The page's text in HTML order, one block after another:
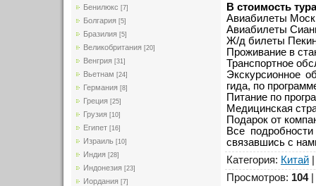
Бенилюкс [7]
Болгария [5]
Бразилия [5]
Великобритания [20]
Венгрия [31]
Вьетнам [24]
Германия [8]
Греция [25]
Грузия [10]
Египет [16]
Израиль [10]
Индия [28]
Индонезия [23]
Иордания [7]
В стоимость
Авиабилеты
Авиабилеты
Ж/д билеты
Проживание в
Транспортное
Экскурсионное
гида, по
Питание по
Медицинская
Подарок от
Все
связавшись с
Категория: Китай
Просмотров: 104|